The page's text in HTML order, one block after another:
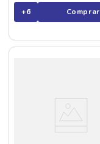
+6 Comprar